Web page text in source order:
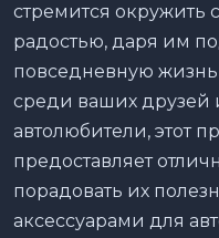
стремится окружить
радостью, даря им
повседневную
среди ваших друзей
автолюбители, этот
предоставляет
порадовать их
аксессуарами для